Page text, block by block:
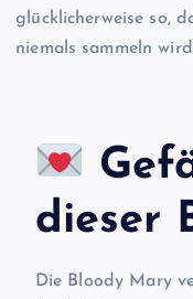
glücklicherweise so,
niemals sammeln
dieser
Die Bloody Mary